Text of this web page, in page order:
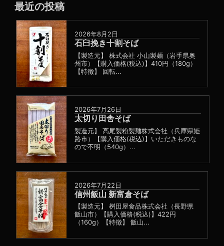
最近の投稿
2026年8月2日
石臼挽き十割そば
【製造元】 株式会社 小山製麺（岩手県奥
州市）【購入価格(税込)】410円（180g）
【特徴】 回転...
2026年7月26日
太切り田舎そば
製造元】 髙尾製粉製麺株式会社（兵庫県姫
路市）【購入価格(税込)】いただきものな
ので不明（540g）...
2026年7月22日
信州飯山 新富倉そば
【製造元】 桝田屋食品株式会社（長野県
飯山市）【購入価格(税込)】422円
（160g）【特徴】 飯山...